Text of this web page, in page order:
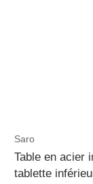
Saro
Table en acier
tablette